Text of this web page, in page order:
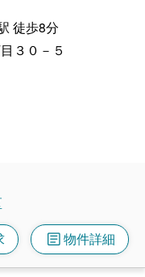
徒歩8分
３０－５
article物件詳細